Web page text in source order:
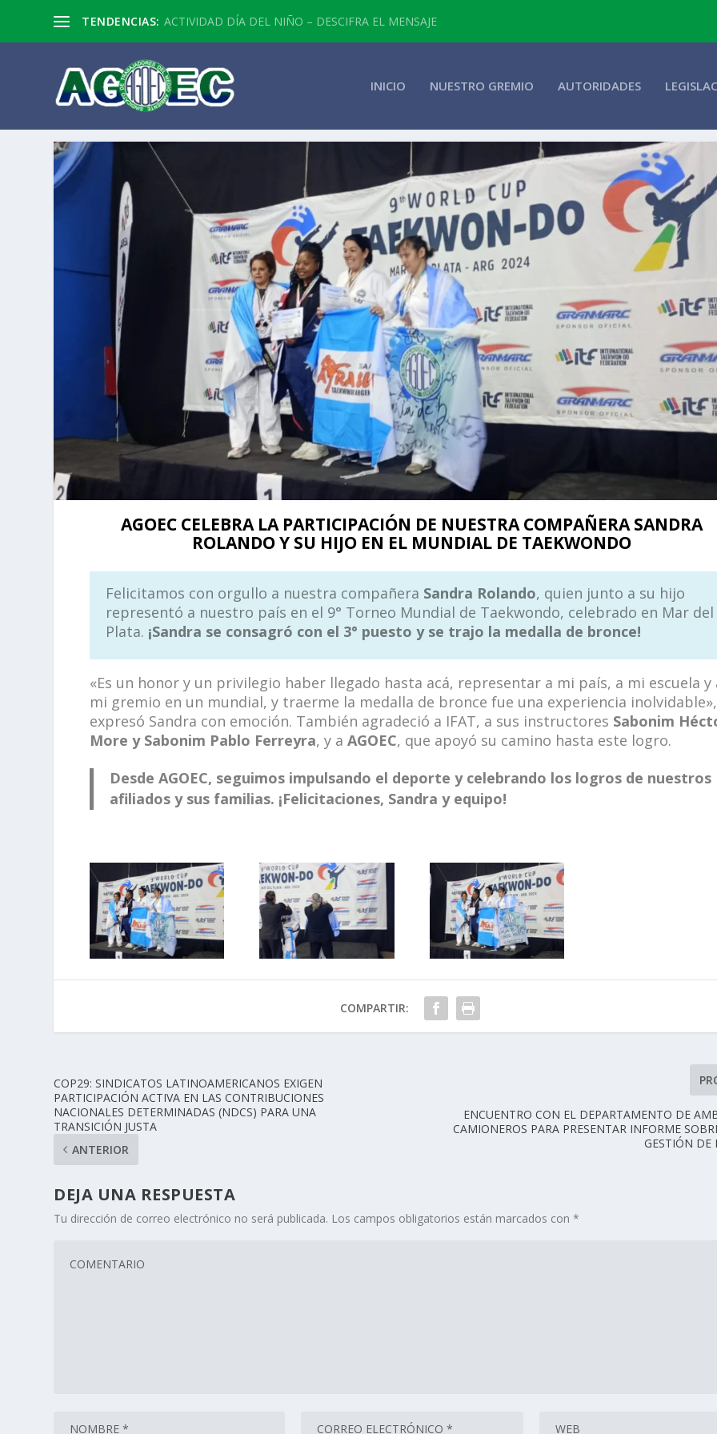
TENDENCIAS: ACTIVIDAD DÍA DEL NIÑO – DESCIFRA EL MENSAJE
INICIO NUESTRO GREMIO AUTORIDADES
AGOEC CELEBRA LA PARTICIPACIÓN DE NUESTRA COMPAÑERA SANDRA
ROLANDO Y SU HIJO EN EL MUNDIAL DE TAEKWONDO
Felicitamos con orgullo a nuestra compañera Sandra Rolando, quien junto a su hijo
representó a nuestro país en el 9° Torneo Mundial de Taekwondo, celebrado en Mar del
Plata. ¡Sandra se consagró con el 3° puesto y se trajo la medalla de bronce!
«Es un honor y un privilegio haber llegado hasta acá, representar a mi país, a mi escuela y
mi gremio en un mundial, y traerme la medalla de bronce fue una experiencia inolvidable»,
expresó Sandra con emoción. También agradeció a IFAT, a sus instructores Sabonim
More y Sabonim Pablo Ferreyra, y a AGOEC, que apoyó su camino hasta este logro.
Desde AGOEC, seguimos impulsando el deporte y celebrando los logros de nuestros
afiliados y sus familias. ¡Felicitaciones, Sandra y equipo!
COMPARTIR:
COP29: SINDICATOS LATINOAMERICANOS EXIGEN
PARTICIPACIÓN ACTIVA EN LAS CONTRIBUCIONES
NACIONALES DETERMINADAS (NDCS) PARA UNA
TRANSICIÓN JUSTA
ANTERIOR
ENCUENTRO CON EL DEPARTAMENTO DE
CAMIONEROS PARA PRESENTAR INFORME
GESTIÓN DE
DEJA UNA RESPUESTA
Tu dirección de correo electrónico no será publicada. Los campos obligatorios están marcados con*